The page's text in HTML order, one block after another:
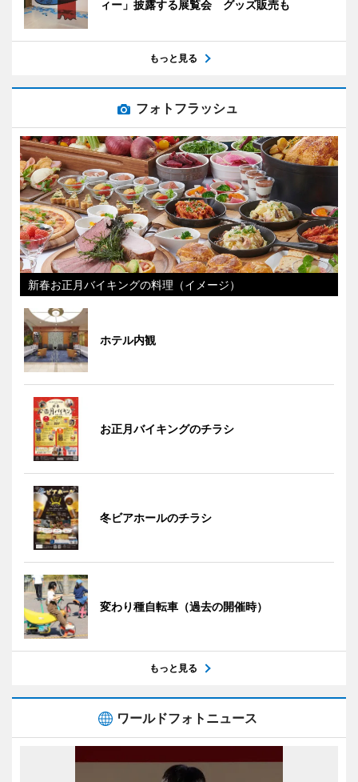
ィー」披露する展覧会 グッズ販売も
もっと見る
フォトフラッシュ
新春お正月バイキングの料理（イメージ）
ホテル内観
お正月バイキングのチラシ
冬ビアホールのチラシ
変わり種自転車（過去の開催時）
もっと見る
ワールドフォトニュース